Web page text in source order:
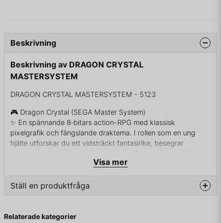
Beskrivning
Beskrivning av DRAGON CRYSTAL
MASTERSYSTEM
DRAGON CRYSTAL MASTERSYSTEM - 5123
🎮 Dragon Crystal (SEGA Master System)
✨ En spännande 8‑bitars action-RPG med klassisk
pixelgrafik och fängslande draktema. I rollen som en ung
hjälte utforskar du ett vidsträckt fantasirike, besegrar
monster och samlar magiska kristaller för att rädda världen
⚔️ Spelet erbjuder: – Klassisk action-RPG-styrning med strid,
magi och uppgraderingar – Utforskning av skogar, grottor
och slott fyllda med fiender – Uppdrag, vapen, rustningar
challenge‑nivåer
Visa mer
Ställ en produktfråga
Fråga oss något om denna produkten...
Relaterade kategorier